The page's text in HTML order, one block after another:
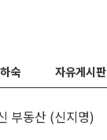
숙 자유게시판